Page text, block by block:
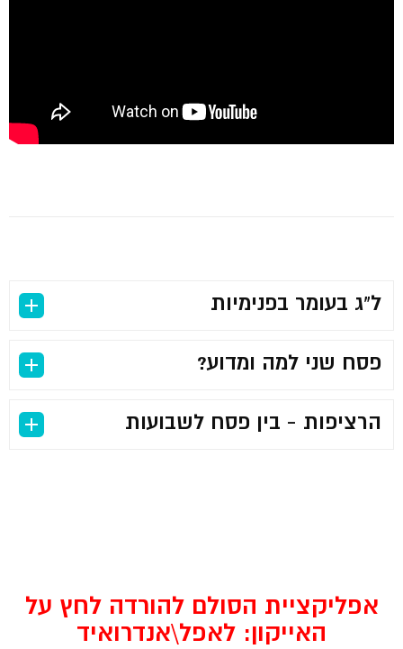
ל"ג בעומר בפנימיות
פסח שני למה ומדוע?
הרציפות - בין פסח לשבועות
אפליקציית הסולם להורדה לחץ על
האייקון: לאפל\אנדרואיד